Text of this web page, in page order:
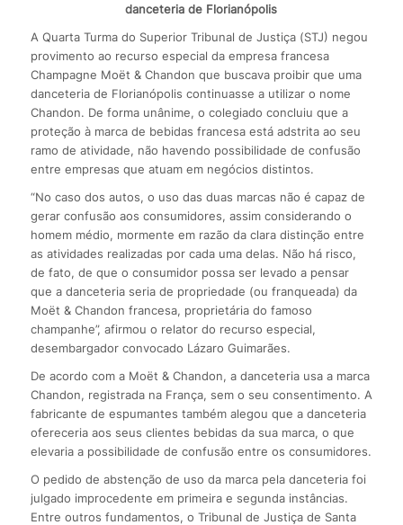
danceteria de Florianópolis
A Quarta Turma do Superior Tribunal de Justiça (STJ) negou
provimento ao recurso especial da empresa francesa
Champagne Moët & Chandon que buscava proibir que uma
danceteria de Florianópolis continuasse a utilizar o nome
Chandon. De forma unânime, o colegiado concluiu que a
proteção à marca de bebidas francesa está adstrita ao seu
ramo de atividade, não havendo possibilidade de confusão
entre empresas que atuam em negócios distintos.
“No caso dos autos, o uso das duas marcas não é capaz de
gerar confusão aos consumidores, assim considerando o
homem médio, mormente em razão da clara distinção entre
as atividades realizadas por cada uma delas. Não há risco,
de fato, de que o consumidor possa ser levado a pensar
que a danceteria seria de propriedade (ou franqueada) da
Moët & Chandon francesa, proprietária do famoso
champanhe”, afirmou o relator do recurso especial,
desembargador convocado Lázaro Guimarães.
De acordo com a Moët & Chandon, a danceteria usa a marca
Chandon, registrada na França, sem o seu consentimento. A
fabricante de espumantes também alegou que a danceteria
ofereceria aos seus clientes bebidas da sua marca, o que
elevaria a possibilidade de confusão entre os consumidores.
O pedido de abstenção de uso da marca pela danceteria foi
julgado improcedente em primeira e segunda instâncias.
Entre outros fundamentos, o Tribunal de Justiça de Santa